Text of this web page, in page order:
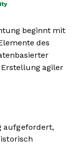
beginnt mit
des
agiler
aufgefordert,